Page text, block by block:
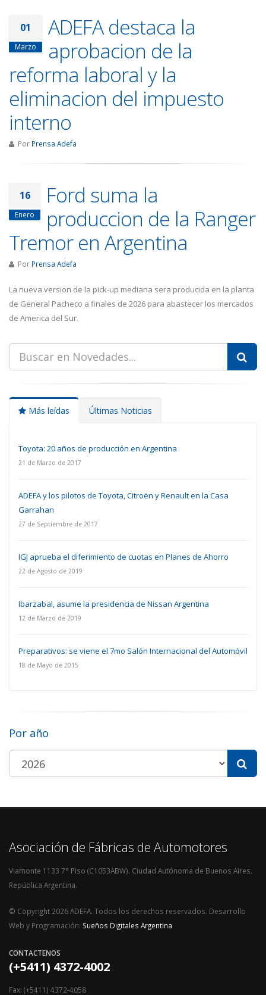
01
Marzo
ADEFA destaca la
aprobacion de la
reforma laboral y la
eliminacion del impuesto
interno
Por Prensa Adefa
16
Enero
Ford suma la
produccion de la Ranger
Tremor en Argentina
Por Prensa Adefa
La nueva version de la pick-up mediana sera producida en la planta
de General Pacheco a finales de 2026 para abastecer los mercados
de America del Sur.
Más leídas Últimas Noticias
Toyota: 20 años de producción en Argentina
21 de Marzo de 2017
ADEFA y los pilotos de Toyota, Citroën y Renault en la Casa
Garrahan
27 de Septiembre de 2017
IGJ aprueba el diferimiento de cuotas en Planes de Ahorro
22 de Agosto de 2019
Ibarzabal, asume la presidencia de Nissan Argentina
12 de Marzo de 2019
Preparativos: se viene el 7mo Salón Internacional del Automóvil
18 de Mayo de 2015
Por año
Asociación de Fábricas de Automotores
Viamonte 1133 7° Piso (C1053ABW). Ciudad Autónoma de Buenos Aires.
República Argentina.
© Copyright 2026 ADEFA. Todos los derechos reservados. Desarrollo
Web y Programación: Sueños Digitales Argentina
CONTACTENOS
(+5411) 4372-4002
Fax: (+5411) 4372-4058